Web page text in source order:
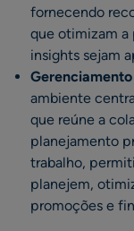
fornecendo
que otimizam a
insights sejam
ambiente
que reúne a
planejamento
trabalho,
planejem,
promoções e